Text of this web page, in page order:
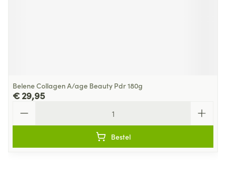
Belene Collagen A/age Beauty Pdr 180g
€ 29,95
Bestel